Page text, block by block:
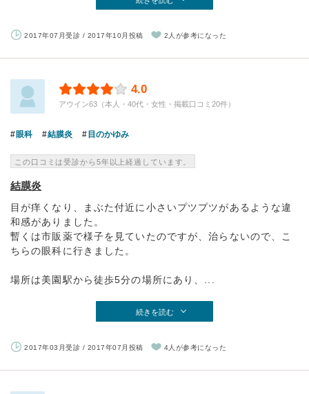
2017年07月受診 / 2017年10月投稿 2人が参考になった
4.0
アウイン63（本人・40代・女性・掲載口コミ20件）
眼科 結膜炎 目のかゆみ
この口コミは受診から5年以上経過しています。
結膜炎
目が痒くなり、まぶた付近に小さいプツプツがあるような違
和感がありました。
暫くは市販薬で様子を見ていたのですが、治らないので、こ
ちらの眼科に行きました。
場所は美園駅から徒歩5分の場所にあり、...
続きを読む
2017年03月受診 / 2017年07月投稿 4人が参考になった